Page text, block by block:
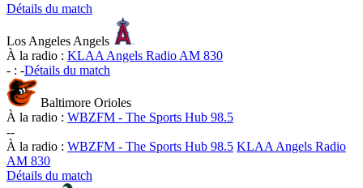
Détails du match
Los Angeles Angels
À la radio : KLAA Angels Radio AM 830
- : -Détails du match
Baltimore Orioles
À la radio : WBZFM - The Sports Hub 98.5
--
À la radio : WBZFM - The Sports Hub 98.5 KLAA Angels Radio
AM 830
Détails du match